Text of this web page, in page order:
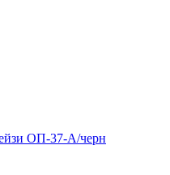
ОП-37-А/черн